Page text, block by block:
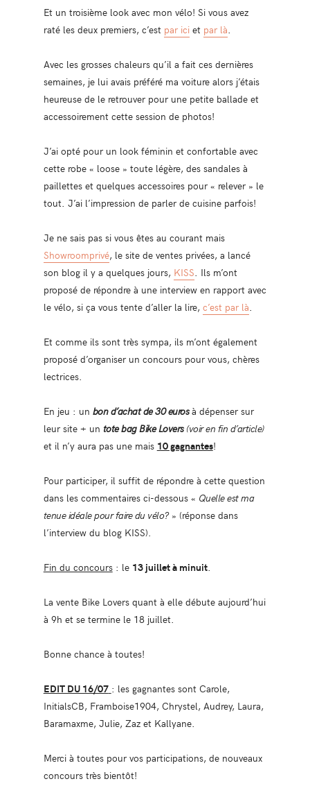
Et un troisième look avec mon vélo! Si vous avez
raté les deux premiers, c’est par iciet par là
Avec les grosses chaleurs qu’il a fait ces dernières
semaines, je lui avais préféré ma voiture alors j’étais
heureuse de le retrouver pour une petite ballade et
accessoirement cette session de photos!
J’ai opté pour un look féminin et confortable avec
cette robe « loose » toute légère, des sandales à
paillettes et quelques accessoires pour « relever » le
tout. J’ai l’impression de parler de cuisine parfois!
Je ne sais pas si vous êtes au courant mais
Showroomprivé, le site de ventes privées, a lancé
son blog il y a quelques jours, KISS . Ils m’ont
proposé de répondre à une interview en rapport avec
le vélo, si ça vous tente d’aller la lire, c’est par là
Et comme ils sont très sympa, ils m’ont également
proposé d’organiser un concours pour vous, chères
lectrices.
En jeu : un bon d’achat de 30 eurosà dépenser sur
leur site + un tote bag Bike Lovers (voir en fin d’article)
et il n’y aura pas une mais 10 gagnantes!
Pour participer, il suffit de répondre à cette question
dans les commentaires ci-dessous « Quelle est ma
tenue idéale pour faire du vélo?» (réponse dans
l’interview du blog KISS).
Fin du concours: le 13 juillet à minuit.
La vente Bike Lovers quant à elle débute aujourd’hui
à 9h et se termine le 18 juillet.
Bonne chance à toutes!
EDIT DU 16/07 : les gagnantes sont Carole,
InitialsCB, Framboise1904, Chrystel, Audrey, Laura,
Baramaxme, Julie, Zaz et Kallyane.
Merci à toutes pour vos participations, de nouveaux
concours très bientôt!